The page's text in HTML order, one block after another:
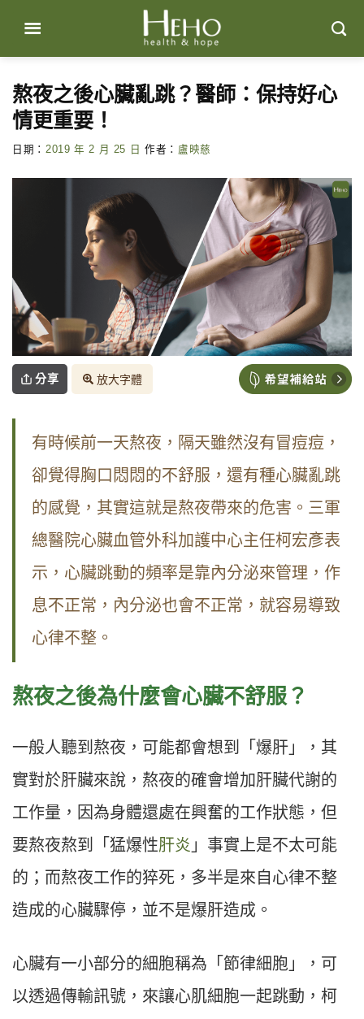
content
熬夜之後心臟亂跳？醫師：保持好心
情更重要！
日期： 2019 年 2 月 25 日 作者： 盧映慈
分享 放大字體
有時候前一天熬夜，隔天雖然沒有冒痘痘，
卻覺得胸口悶悶的不舒服，還有種心臟亂跳
的感覺，其實這就是熬夜帶來的危害。三軍
總醫院心臟血管外科加護中心主任柯宏彥表
示，心臟跳動的頻率是靠內分泌來管理，作
息不正常，內分泌也會不正常，就容易導致
心律不整。
熬夜之後為什麼會心臟不舒服？
一般人聽到熬夜，可能都會想到「爆肝」，其
實對於肝臟來說，熬夜的確會增加肝臟代謝的
工作量，因為身體還處在興奮的工作狀態，但
要熬夜熬到「猛爆性肝炎 」事實上是不太可能
的；而熬夜工作的猝死，多半是來自心律不整
造成的心臟驟停，並不是爆肝造成。
心臟有一小部分的細胞稱為「節律細胞」，可
以透過傳輸訊號，來讓心肌細胞一起跳動，柯